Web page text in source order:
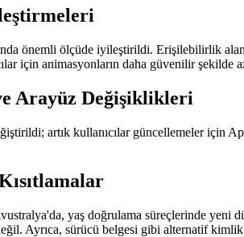
önemli ölçüde iyileştirildi. Erişilebilirlik
için animasyonların daha güvenilir şekilde
Arayüz Değişiklikleri
artık kullanıcılar güncellemeler için
yaş doğrulama süreçlerinde yeni
Ayrıca, sürücü belgesi gibi alternatif